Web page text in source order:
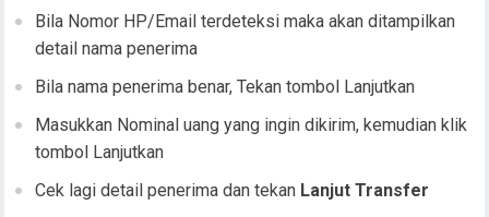
Bila Nomor HP/Email terdeteksi maka akan ditampilkan
detail nama penerima
Bila nama penerima benar, Tekan tombol Lanjutkan
Masukkan Nominal uang yang ingin dikirim, kemudian klik
tombol Lanjutkan
Cek lagi detail penerima dan tekan Lanjut Transfer